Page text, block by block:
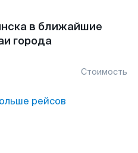
в ближайшие
города
Стоимость
рейсов